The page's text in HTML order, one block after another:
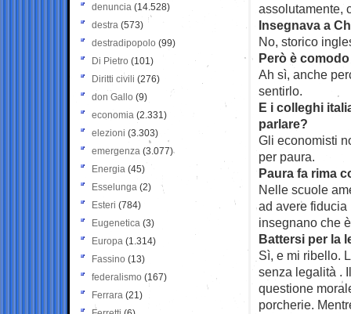
assolutamente,
Insegnava a
No, storico
Però è
Ah sì, anche
sentirlo.
E i colleghi
parlare?
Gli economisti
per paura.
Paura fa rima
Nelle scuole
ad avere fiducia
insegnano che
Battersi per la
Sì, e mi ribello.
senza legalità .
questione
porcherie.
denuncia (14.528)
destra (573)
destradipopolo (99)
Di Pietro (101)
Diritti civili (276)
don Gallo (9)
economia (2.331)
elezioni (3.303)
emergenza (3.077)
Energia (45)
Esselunga (2)
Esteri (784)
Eugenetica (3)
Europa (1.314)
Fassino (13)
federalismo (167)
Ferrara (21)